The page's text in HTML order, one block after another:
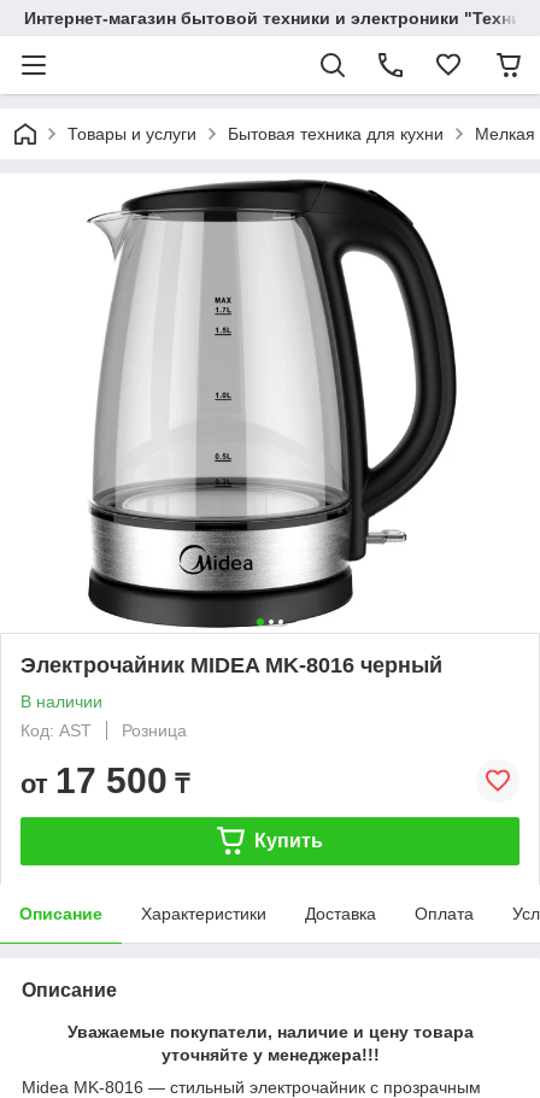
Интернет-магазин бытовой техники и электроники
Товары и услуги Бытовая техника для кухни Мелкая
Электрочайник MIDEA MK-8016 черный
В наличии
Код: AST
Розница
от 17 500 ₸
Купить
Описание Характеристики Доставка Оплата
Описание
Уважаемые покупатели, наличие и цену товара
уточняйте у менеджера!!!
Midea MK-8016 — стильный электрочайник с прозрачным